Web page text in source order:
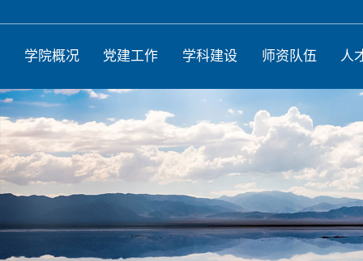
学院概况 党建工作 学科建设 师资队伍 人